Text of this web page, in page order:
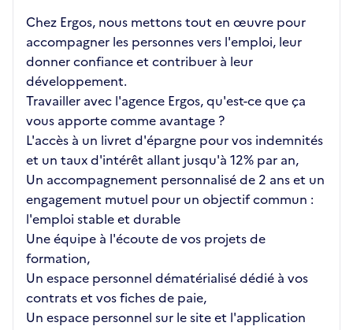
Chez Ergos, nous mettons tout en œuvre pour
accompagner les personnes vers l'emploi, leur
donner confiance et contribuer à leur
développement.
Travailler avec l'agence Ergos, qu'est-ce que ça
vous apporte comme avantage ?
L'accès à un livret d'épargne pour vos indemnités
et un taux d'intérêt allant jusqu'à 12% par an,
Un accompagnement personnalisé de 2 ans et un
engagement mutuel pour un objectif commun :
l'emploi stable et durable
Une équipe à l'écoute de vos projets de
formation,
Un espace personnel dématérialisé dédié à vos
contrats et vos fiches de paie,
Un espace personnel sur le site et l'application